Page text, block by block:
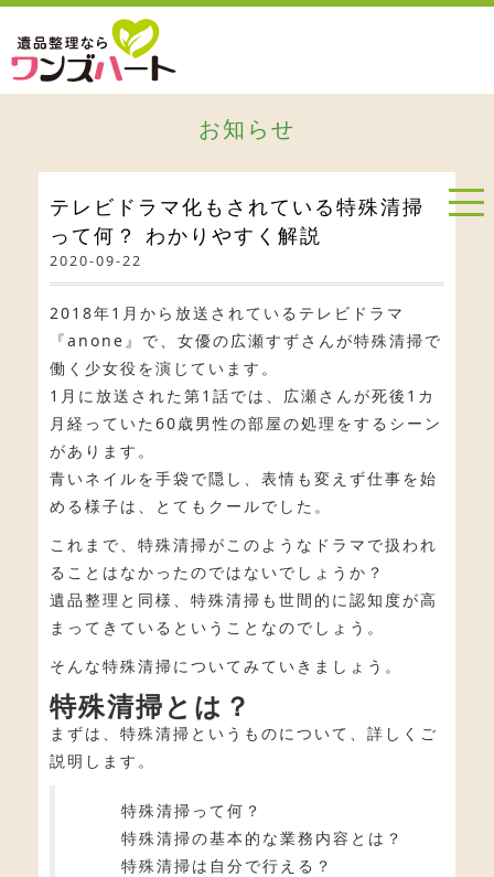
お知らせ
テレビドラマ化もされている特殊清掃
って何？ わかりやすく解説
2020-09-22
2018年1月から放送されているテレビドラマ
『anone』で、女優の広瀬すずさんが特殊清掃で
働く少女役を演じています。
1月に放送された第1話では、広瀬さんが死後1カ
月経っていた60歳男性の部屋の処理をするシーン
があります。
青いネイルを手袋で隠し、表情も変えず仕事を始
める様子は、とてもクールでした。
これまで、特殊清掃がこのようなドラマで扱われ
ることはなかったのではないでしょうか？
遺品整理と同様、特殊清掃も世間的に認知度が高
まってきているということなのでしょう。
そんな特殊清掃についてみていきましょう。
特殊清掃とは？
まずは、特殊清掃というものについて、詳しくご
説明します。
特殊清掃って何？
特殊清掃の基本的な業務内容とは？
特殊清掃は自分で行える？